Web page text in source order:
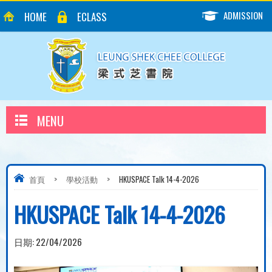
HOME ECLASS ADMISSION
MENU
首頁 > 學校活動 > HKUSPACE Talk 14-4-2026
HKUSPACE Talk 14-4-2026
日期:22/04/2026